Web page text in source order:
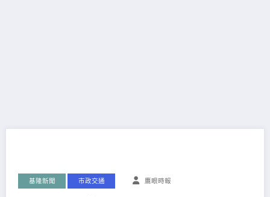
基隆新聞 市政交通 鷹眼時報